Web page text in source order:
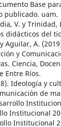
Base
publicado. uam.
V. y Trinidad,
didácticos del
Aguilar, A.
y
Ciencia,
Entre Ríos.
Ideología y
de
Institucional
Institucional